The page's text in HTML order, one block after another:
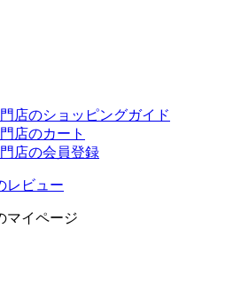
店のショッピングガイド
店のカート
店の会員登録
レビュー
マイページ